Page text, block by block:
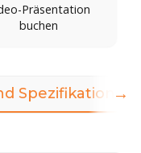
Präsentation
buchen
Spezifikationen
→